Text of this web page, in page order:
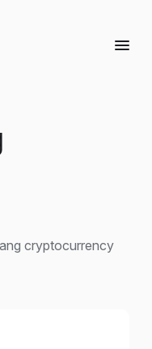
cryptocurrency